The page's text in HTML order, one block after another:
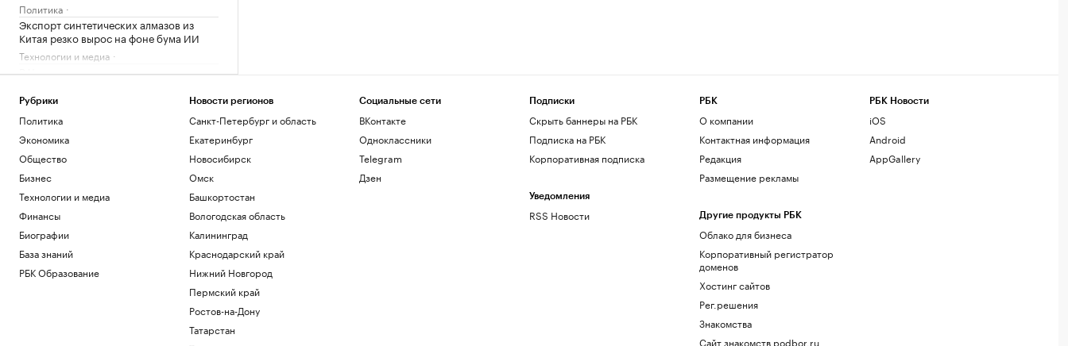
Политика
Экспорт синтетических алмазов из
Китая резко вырос на фоне бума ИИ
Технологии и медиа
В Чехии при нападении с ножом
Общество
Telegraph сообщил о выплатах УЕФА
Спорт
Ученые оценили риски от созданных с
помощью ИИ искусственных вирусов
Общество
«Ноев ковчег»: почему в восточной
Арктике эволюция шла непрерывно
РБК и УК Первая
Загрузить еще
Рубрики
Политика
Экономика
Общество
Бизнес
Технологии и медиа
Финансы
Биографии
База знаний
РБК Образование
Новости регионов
Санкт-Петербург и область
Екатеринбург
Новосибирск
Омск
Башкортостан
Вологодская область
Калининград
Краснодарский край
Нижний Новгород
Пермский край
Ростов-на-Дону
Татарстан
Социальные сети
ВКонтакте
Одноклассники
Telegram
Дзен
Подписки
Скрыть баннеры на РБК
Подписка на РБК
Корпоративная подписка
Уведомления
RSS Новости
РБК
О компании
Контактная информация
Редакция
Размещение рекламы
Другие продукты РБК
Облако для бизнеса
Корпоративный регистратор
доменов
Хостинг сайтов
Рег.решения
Знакомства
Сайт знакомств podbor.ru
РБК Новости
iOS
Android
AppGallery